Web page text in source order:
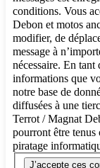
conditions. Vous
Debon et motos
modifier, de
message à
nécessaire. En tant
informations que
notre base de
diffusées à une
Terrot / Magnat
pourront être tenus
piratage